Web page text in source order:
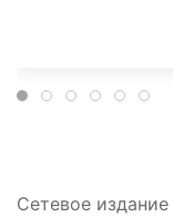
Сетевое